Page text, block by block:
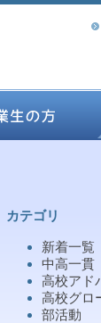
カテゴリ
新着一覧
中高一貫
高校アド
高校グロ
部活動